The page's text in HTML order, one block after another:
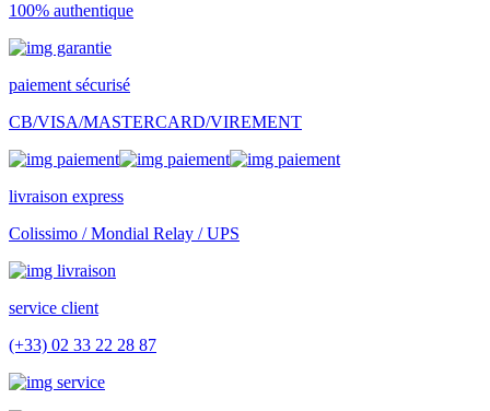
100% authentique
paiement sécurisé
CB/VISA/MASTERCARD/VIREMENT
livraison express
Colissimo / Mondial Relay / UPS
service client
(+33) 02 33 22 28 87